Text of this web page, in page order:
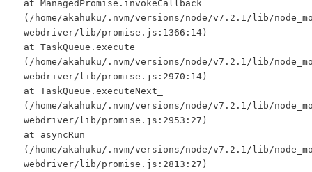
at ManagedPromise.invokeCallback_
(/home/akahuku/.nvm/versions/node/v7.2.1/lib/
webdriver/lib/promise.js:1366:14)
at TaskQueue.execute_
(/home/akahuku/.nvm/versions/node/v7.2.1/lib/
webdriver/lib/promise.js:2970:14)
at TaskQueue.executeNext_
(/home/akahuku/.nvm/versions/node/v7.2.1/lib/
webdriver/lib/promise.js:2953:27)
at asyncRun
(/home/akahuku/.nvm/versions/node/v7.2.1/lib/
webdriver/lib/promise.js:2813:27)